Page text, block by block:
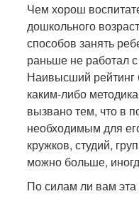
Чем хорош
дошкольного
способов занять
раньше не работал
Наивысший рейтинг
каким-либо
вызвано тем, что в
необходимым для
кружков, студий,
можно больше,
По силам ли вам эта